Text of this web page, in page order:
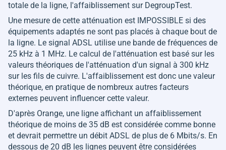
totale de la ligne, l'affaiblissement sur DegroupTest.
Une mesure de cette atténuation est IMPOSSIBLE si des
équipements adaptés ne sont pas placés à chaque bout de
la ligne. Le signal ADSL utilise une bande de fréquences de
25 kHz à 1 MHz. Le calcul de l'atténuation est basé sur les
valeurs théoriques de l'atténuation d'un signal à 300 kHz
sur les fils de cuivre. L'affaiblissement est donc une valeur
théorique, en pratique de nombreux autres facteurs
externes peuvent influencer cette valeur.
D'après Orange, une ligne affichant un affaiblissement
théorique de moins de 35 dB est considérée comme bonne
et devrait permettre un débit ADSL de plus de 6 Mbits/s. En
dessous de 20 dB les lignes peuvent être considérées